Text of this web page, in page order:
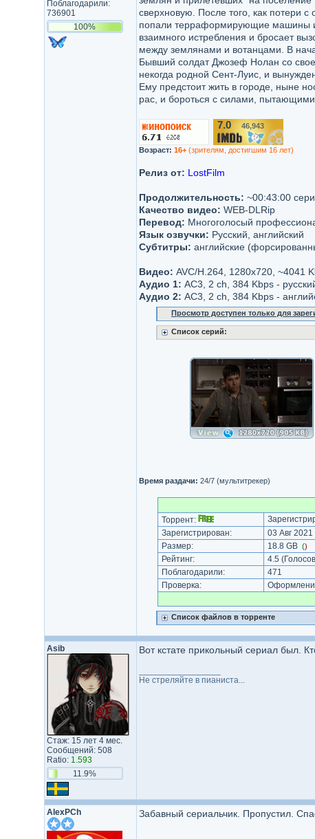
Поблагодарили:
736901
100%
сверхновую. После того, как потери
попали терраформирующие машины
взаимного истребления и бросает
между землянами и вотанцами. В
Бывший солдат Джозеф Нолан со
некогда родной Сент-Луис, и
Ему предстоит жить в городе, ныне
рас, и бороться с силами,
7.0/10 46,943
Возраст: 16+(зрителям, достигшим 16 лет)
Релиз от: LostFilm
Продолжительность: ~00:43:00
Качество видео: WEB-DLRip
Перевод: Многоголосый
Язык озвучки: Русский, английский
Субтитры: английские
Видео: AVC/H.264, 1280x720, ~4041
Аудио 1: AC3, 2 ch, 384 Kbps -
Аудио 2: AC3, 2 ch, 384 Kbps -
Просмотр доступен только для
Список серий:
Время раздачи: 24/7 (мультитрекер)
Торрент:
Зарегистрирован:
03 Авг
Размер:
18.8 GB ()
Рейтинг: 4.5
Поблагодарили:
471
Проверка:
Список файлов в торренте
Asib
Стаж: 15 лет 4 мес.
Сообщений: 508
Ratio: 1.593
11.9%
Вот кстате прикольный сериал был.
Не стреляйте в пианиста...
AlexPCh Забавный сериальчик. Пропустил.